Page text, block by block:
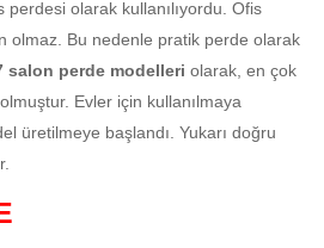
olarak kullanılıyordu. Ofis
olmaz. Bu nedenle pratik perde olarak
salon perde modelleri olarak, en çok
Evler için kullanılmaya
üretilmeye başlandı. Yukarı doğru